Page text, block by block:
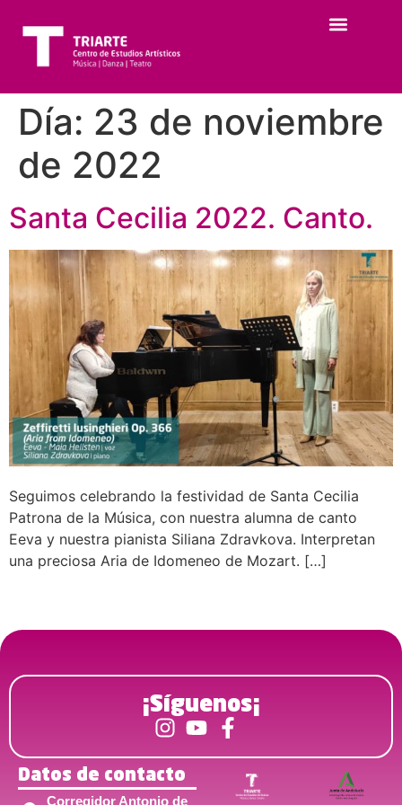
Día: 23 de noviembre
de 2022
Santa Cecilia 2022. Canto.
Seguimos celebrando la festividad de Santa Cecilia
Patrona de la Música, con nuestra alumna de canto
Eeva y nuestra pianista Siliana Zdravkova. Interpretan
una preciosa Aria de Idomeneo de Mozart. […]
¡Síguenos¡
Datos de contacto
Corregidor Antonio de